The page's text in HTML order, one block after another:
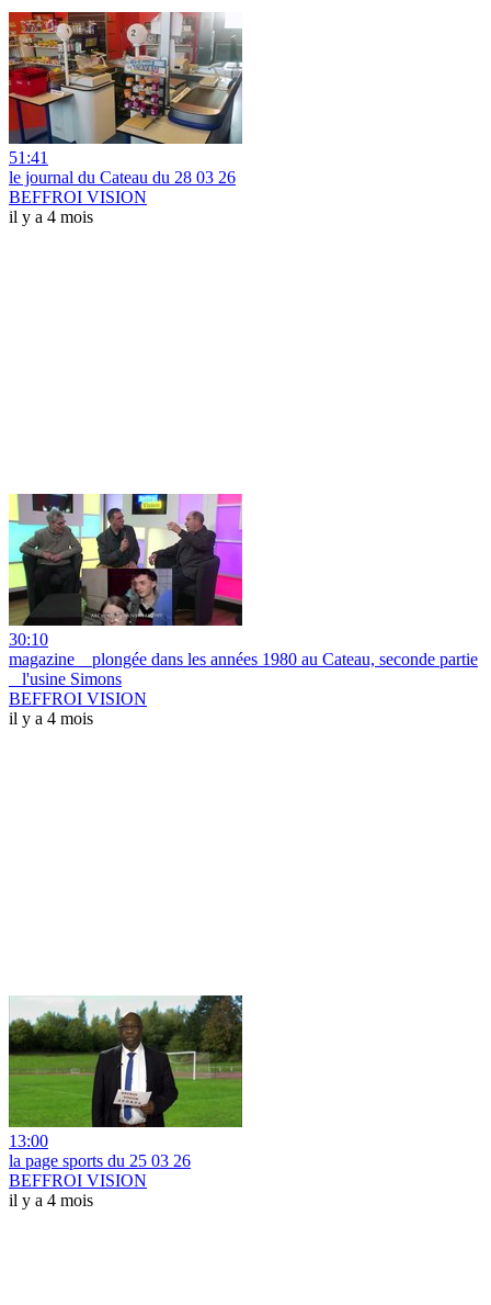
51:41
le journal du Cateau du 28 03 26
BEFFROI VISION
il y a 4 mois
30:10
magazine _ plongée dans les années 1980 au Cateau, seconde partie
_ l'usine Simons
BEFFROI VISION
il y a 4 mois
13:00
la page sports du 25 03 26
BEFFROI VISION
il y a 4 mois